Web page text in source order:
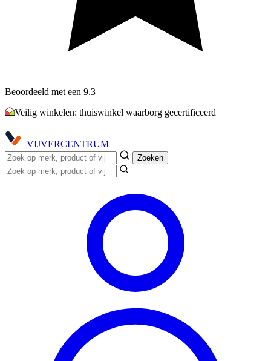
Beoordeeld met een 9.3
Veilig winkelen: thuiswinkel waarborg gecertificeerd
VIJVERCENTRUM
Zoeken